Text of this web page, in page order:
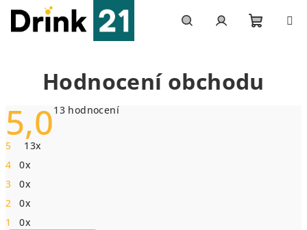
obsah
košík
Hodnocení obchodu
5,0Průměrné
13 hodnocení
5
13x
4
0x
3
0x
2
0x
1
0x